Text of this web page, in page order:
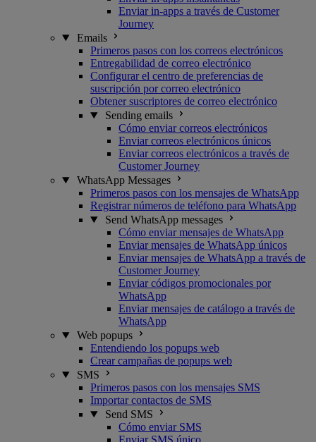
Enviar in-apps a través de Customer
Journey
Emails
Primeros pasos con los correos electrónicos
Entregabilidad de correo electrónico
Configurar el centro de preferencias de
suscripción por correo electrónico
Obtener suscriptores de correo electrónico
Sending emails
Cómo enviar correos electrónicos
Enviar correos electrónicos únicos
Enviar correos electrónicos a través de
Customer Journey
WhatsApp Messages
Primeros pasos con los mensajes de WhatsApp
Registrar números de teléfono para WhatsApp
Send WhatsApp messages
Cómo enviar mensajes de WhatsApp
Enviar mensajes de WhatsApp únicos
Enviar mensajes de WhatsApp a través de
Customer Journey
Enviar códigos promocionales por
WhatsApp
Enviar mensajes de catálogo a través de
WhatsApp
Web popups
Entendiendo los popups web
Crear campañas de popups web
SMS
Primeros pasos con los mensajes SMS
Importar contactos de SMS
Send SMS
Cómo enviar SMS
Enviar SMS único